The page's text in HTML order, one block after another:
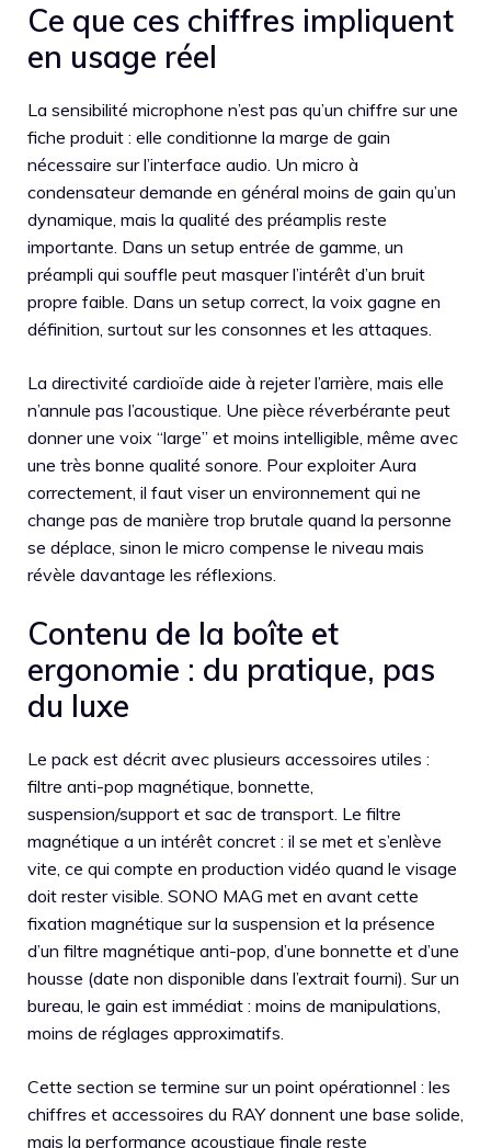
Ce que ces chiffres impliquent
en usage réel
La sensibilité microphone n’est pas qu’un chiffre sur une
fiche produit : elle conditionne la marge de gain
nécessaire sur l’interface audio. Un micro à
condensateur demande en général moins de gain qu’un
dynamique, mais la qualité des préamplis reste
importante. Dans un setup entrée de gamme, un
préampli qui souffle peut masquer l’intérêt d’un bruit
propre faible. Dans un setup correct, la voix gagne en
définition, surtout sur les consonnes et les attaques.
La directivité cardioïde aide à rejeter l’arrière, mais elle
n’annule pas l’acoustique. Une pièce réverbérante peut
donner une voix “large” et moins intelligible, même avec
une très bonne qualité sonore. Pour exploiter Aura
correctement, il faut viser un environnement qui ne
change pas de manière trop brutale quand la personne
se déplace, sinon le micro compense le niveau mais
révèle davantage les réflexions.
Contenu de la boîte et
ergonomie : du pratique, pas
du luxe
Le pack est décrit avec plusieurs accessoires utiles :
filtre anti-pop magnétique, bonnette,
suspension/support et sac de transport. Le filtre
magnétique a un intérêt concret : il se met et s’enlève
vite, ce qui compte en production vidéo quand le visage
doit rester visible. SONO MAG met en avant cette
fixation magnétique sur la suspension et la présence
d’un filtre magnétique anti-pop, d’une bonnette et d’une
housse (date non disponible dans l’extrait fourni). Sur un
bureau, le gain est immédiat : moins de manipulations,
moins de réglages approximatifs.
Cette section se termine sur un point opérationnel : les
chiffres et accessoires du RAY donnent une base solide,
mais la performance acoustique finale reste